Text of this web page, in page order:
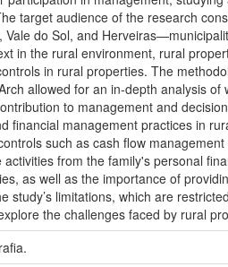
target audience of the research
Vale do Sol, and
in the rural environment, rural
in rural properties. The
allowed for an in-depth analysis
to management and
financial management practices in
such as cash flow
activities from the family's personal
as well as the importance of
study’s limitations, which are
the challenges faced by rural